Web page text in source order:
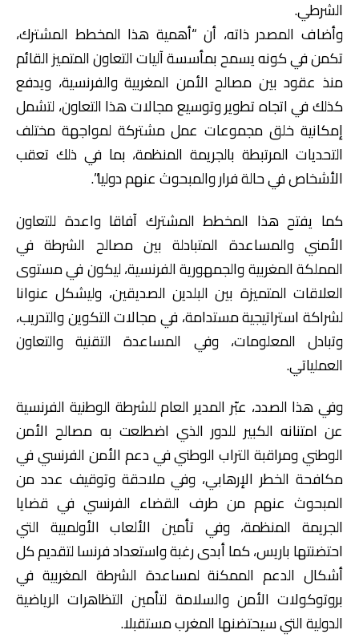
الشرطي.
وأضاف المصدر ذاته، أن “أهمية هذا المخطط المشترك،
تكمن في كونه يسمح بمأسسة آليات التعاون المتميز القائم
منذ عقود بين مصالح الأمن المغربية والفرنسية، ويدفع
كذلك في اتجاه تطوير وتوسيع مجالات هذا التعاون، لتشمل
إمكانية خلق مجموعات عمل مشتركة لمواجهة مختلف
التحديات المرتبطة بالجريمة المنظمة، بما في ذلك تعقب
الأشخاص في حالة فرار والمبحوث عنهم دوليا”.
كما يفتح هذا المخطط المشترك آفاقا واعدة للتعاون
الأمني والمساعدة المتبادلة بين مصالح الشرطة في
المملكة المغربية والجمهورية الفرنسية، ليكون في مستوى
العلاقات المتميزة بين البلدين الصديقين، وليشكل عنوانا
لشراكة استراتيجية مستدامة، في مجالات التكوين والتدريب،
وتبادل المعلومات، وفي المساعدة التقنية والتعاون
العملياتي.
وفي هذا الصدد، عبّر المدير العام للشرطة الوطنية الفرنسية
عن امتنانه الكبير للدور الذي اضطلعت به مصالح الأمن
الوطني ومراقبة التراب الوطني في دعم الأمن الفرنسي في
مكافحة الخطر الإرهابي، وفي ملاحقة وتوقيف عدد من
المبحوث عنهم من طرف القضاء الفرنسي في قضايا
الجريمة المنظمة، وفي تأمين الألعاب الأولمبية التي
احتضنتها باريس، كما أبدى رغبة واستعداد فرنسا لتقديم كل
أشكال الدعم الممكنة لمساعدة الشرطة المغربية في
بروتوكولات الأمن والسلامة لتأمين التظاهرات الرياضية
الدولية التي سيحتضنها المغرب مستقبلا.